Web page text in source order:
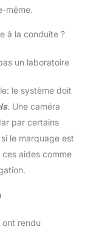
même.
à la conduite ?
un laboratoire
le système doit
. Une caméra
par certains
le marquage est
aides comme
ont rendu